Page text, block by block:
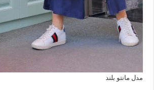
مدل مانتو بلند